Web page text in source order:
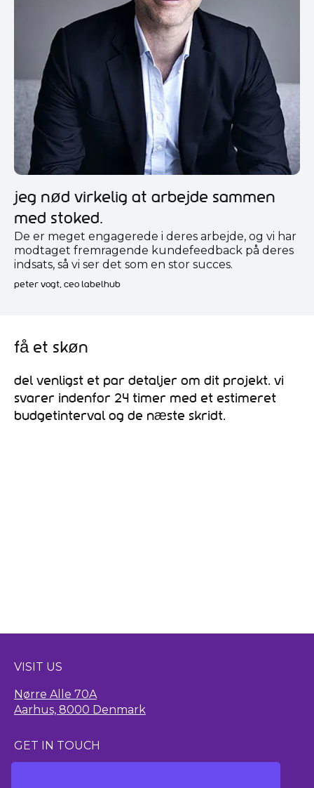
Jeg nød virkelig at arbejde sammen
med Stoked.
De er meget engagerede i deres arbejde, og vi har
modtaget fremragende kundefeedback på deres
indsats, så vi ser det som en stor succes.
peter vogt, ceo labelhub
Få et skøn
Del venligst et par detaljer om dit projekt. Vi
svarer indenfor 24 timer med et estimeret
budgetinterval og de næste skridt.
VISIT US
Nørre Alle 70A
Aarhus, 8000 Denmark
GET IN TOUCH